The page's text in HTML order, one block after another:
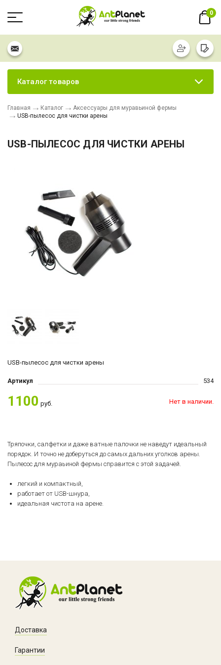
0
Каталог товаров
Главная Каталог
Аксессуары для муравьиной фермы
USB-пылесос для чистки арены
USB-ПЫЛЕСОС ДЛЯ ЧИСТКИ АРЕНЫ
USB-пылесос для чистки арены
Артикул 534
1100 руб. Нет в наличии.
Тряпочки, салфетки и даже ватные палочки не наведут идеальный
порядок. И точно не доберуться до самых дальних уголков арены.
Пылесос для мураьиной фермы справится с этой задачей.
легкий и компактный,
работает от USB-шнура,
идеальная чистота на арене.
Доставка
Гарантии